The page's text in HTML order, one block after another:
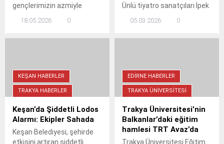
gençlerimizin azmiyle
18.05.2026 0
Ünlü tiyatro sanatçıları İpek
sonrası belediyeden
teşekkür mesajı yayımlandı.
05.03.2026 0
KEŞAN HABERLER
TRAKYA HABERLER
Keşan’da Şiddetli Lodos
Alarmı: Ekipler Sahada
Keşan Belediyesi, şehirde
etkisini artıran şiddetli
EDIRNE HABERLER
TRAKYA ÜNIVERSITESI
Trakya Üniversitesi’nin
Balkanlar’daki eğitim
hamlesi TRT Avaz’da
Trakya Üniversitesi Eğitim